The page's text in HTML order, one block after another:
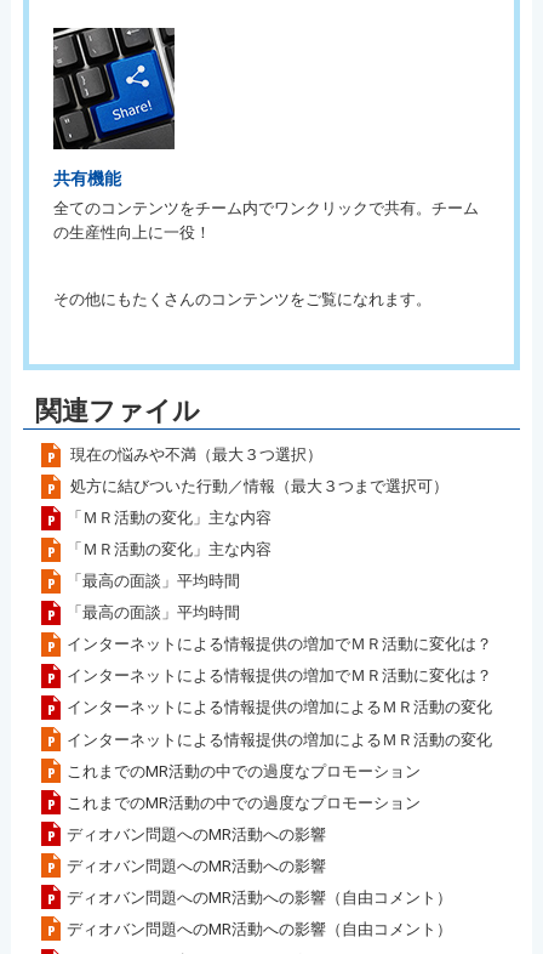
共有機能
全てのコンテンツをチーム内でワンクリックで共有。チーム
の生産性向上に一役！
その他にもたくさんのコンテンツをご覧になれます。
関連ファイル
現在の悩みや不満（最大３つ選択）
処方に結びついた行動／情報（最大３つまで選択可）
「ＭＲ活動の変化」主な内容
「ＭＲ活動の変化」主な内容
「最高の面談」平均時間
「最高の面談」平均時間
インターネットによる情報提供の増加でＭＲ活動に変化は？
インターネットによる情報提供の増加でＭＲ活動に変化は？
インターネットによる情報提供の増加によるＭＲ活動の変化
インターネットによる情報提供の増加によるＭＲ活動の変化
これまでのMR活動の中での過度なプロモーション
これまでのMR活動の中での過度なプロモーション
ディオバン問題へのMR活動への影響
ディオバン問題へのMR活動への影響
ディオバン問題へのMR活動への影響（自由コメント）
ディオバン問題へのMR活動への影響（自由コメント）